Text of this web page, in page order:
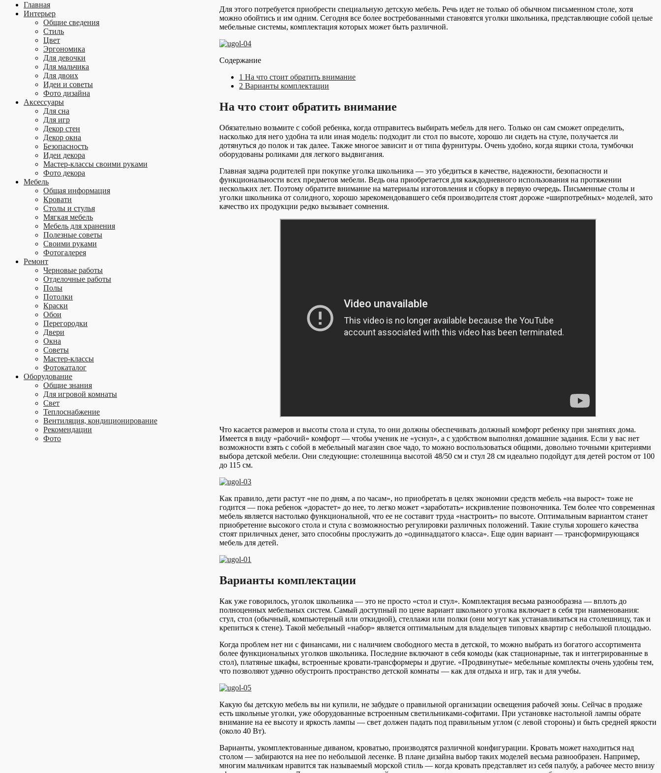
Для этого потребуется приобрести специальную детскую мебель. Речь идет не только об обычном письменном столе, хотя
можно обойтись и им одним. Сегодня все более востребованными становятся уголки школьника, представляющие собой целые
мебельные системы, комплектация которых может быть различной.
Содержание
1 На что стоит обратить внимание
2 Варианты комплектации
На что стоит обратить внимание
Обязательно возьмите с собой ребенка, когда отправитесь выбирать мебель для него. Только он сам сможет определить,
насколько для него удобна та или иная модель: подходит ли стол по высоте, хорошо ли сидеть на стуле, получается ли
дотянуться до полок и так далее. Также многое зависит и от типа фурнитуры. Очень удобно, когда ящики стола, тумбочки
оборудованы роликами для легкого выдвигания.
Главная задача родителей при покупке уголка школьника — это убедиться в качестве, надежности, безопасности и
функциональности всех предметов мебели. Ведь она приобретается для каждодневного использования на протяжении
нескольких лет. Поэтому обратите внимание на материалы изготовления и сборку в первую очередь. Письменные столы и
уголки школьника от солидного, хорошо зарекомендовавшего себя производителя стоят дороже «ширпотребных» моделей, зато
качество их продукции редко вызывает сомнения.
Что касается размеров и высоты стола и стула, то они должны обеспечивать должный комфорт ребенку при занятиях дома.
Имеется в виду «рабочий» комфорт — чтобы ученик не «уснул», а с удобством выполнял домашние задания. Если у вас нет
возможности взять с собой в мебельный магазин свое чадо, то можно воспользоваться общими, довольно точными критериями
выбора детской мебели. Они следующие: столешница высотой 48/50 см и стул 28 см идеально подойдут для детей ростом от 100
до 115 см.
Как правило, дети растут «не по дням, а по часам», но приобретать в целях экономии средств мебель «на вырост» тоже не
годится — пока ребенок «дорастет» до нее, то легко может «заработать» искривление позвоночника. Тем более что современная
мебель является настолько функциональной, что ее не составит труда «настроить» по высоте. Оптимальным вариантом станет
приобретение высокого стола и стула с возможностью регулировки различных положений. Такие стулья хорошего качества
стоят приличных денег, зато способны прослужить до «одиннадцатого класса». Еще один вариант — трансформирующаяся
мебель для детей.
Варианты комплектации
Как уже говорилось, уголок школьника — это не просто «стол и стул». Комплектация весьма разнообразна — вплоть до
полноценных мебельных систем. Самый доступный по цене вариант школьного уголка включает в себя три наименования:
стул, стол (обычный, компьютерный или откидной), стеллажи или полки (они могут как устанавливаться на столешницу, так и
крепиться к стене). Такой мебельный «набор» является оптимальным для владельцев типовых квартир с небольшой площадью.
Когда проблем нет ни с финансами, ни с наличием свободного места в детской, то можно выбрать из богатого ассортимента
более функциональных уголков школьника. Последние включают в себя комоды (как стационарные, так и интегрированные в
стол), платяные шкафы, встроенные кровати-трансформеры и другие. «Продвинутые» мебельные комплекты очень удобны тем,
что позволяют удачно обустроить пространство детской комнаты — как для отдыха и игр, так и для учебы.
Какую бы детскую мебель вы ни купили, не забудьте о правильной организации освещения рабочей зоны. Сейчас в продаже
есть школьные уголки, уже оборудованные встроенным светильниками-софитами. При установке настольной лампы обрате
внимание на ее высоту и яркость лампы — свет должен падать под правильным углом (с левой стороны) и быть средней яркости
(около 40 Вт).
Варианты, укомплектованные диваном, кроватью, производятся различной конфигурации. Кровать может находиться над
столом — забираются на нее по небольшой лесенке. В плане дизайна выбор таких моделей весьма разнообразен. Например,
многим мальчикам нравится так называемый морской стиль — когда кровать представляет из себя палубу, а рабочее место внизу
Главная
Интерьер
Общие сведения
Стиль
Цвет
Эргономика
Для девочки
Для мальчика
Для двоих
Идеи и советы
Фото дизайна
Аксессуары
Для сна
Для игр
Декор стен
Декор окна
Безопасность
Идеи декора
Мастер-классы своими руками
Фото декора
Мебель
Общая информация
Кровати
Столы и стулья
Мягкая мебель
Мебель для хранения
Полезные советы
Своими руками
Фотогалерея
Ремонт
Черновые работы
Отделочные работы
Полы
Потолки
Краски
Обои
Перегородки
Двери
Окна
Советы
Мастер-классы
Фотокаталог
Оборудование
Общие знания
Для игровой комнаты
Свет
Теплоснабжение
Вентиляция, кондиционирование
Рекомендации
Фото